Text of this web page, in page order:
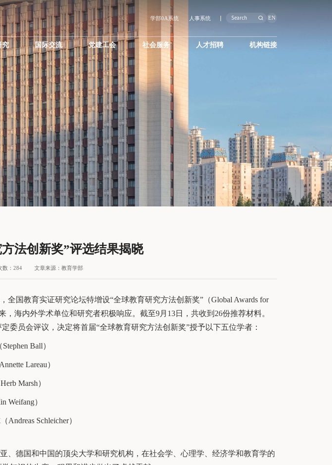
学部0A系统 人事系统 EN
究 国际交流 党建工会 社会服务 人才招聘 机构链接
法创新奖”评选结果揭晓
数： 284 文章来源：教育学部
国教育实证研究论坛特增设“全球教育研究方法创新奖”（Global Awards for
，海内外学术单位和研究者积极响应。截至9月13日，共收到26份推荐材料。
员会评议，决定将首届“全球教育研究方法创新奖”授予以下五位学者：
Ball）
Lareau）
Marsh）
Weifang）
Andreas Schleicher）
、德国和中国的顶尖大学和研究机构，在社会学、心理学、经济学和教育学的